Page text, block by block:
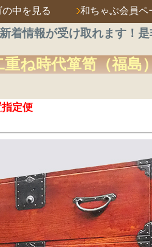
の中を見る 和ちゃぶ会員ペ
着情報が受け取れます！是
重ね時代箪笥（福島
定便